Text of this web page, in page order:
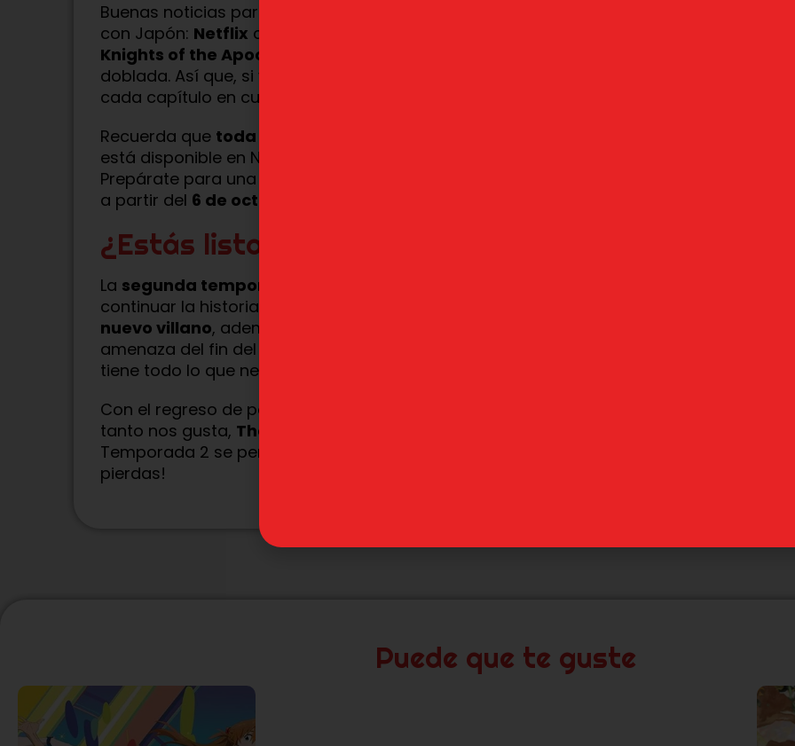
Buenas noticias para los fans que prefieren ver los episodios en simultáneo
con Japón: Netflix confirmó que transmitirá la segunda temporada de
Knights of the Apocalypse
doblada. Así que, si ya tienes tu cuenta activa, no tendrás que esperar para ver
cada capítulo en cuanto salga en Japón.
Recuerda que toda la franquicia de Los Siete Pecados Capitales
está disponible en Netflix, ¡así que no hay excusas para perderte nada!
Prepárate para una nueva dosis de magia, aventuras y personajes inolvidables
a partir del 6 de octubre
¿Estás listo para lo que se viene?
La segunda temporada de Four Knights of the Apocalypse
continuar la historia de manera épica, sino que también nos presenta a un
nuevo villano, además de sorpresas con las conexiones entre personajes y la
amenaza del fin del mundo. Si eres fan de la franquicia, esta nueva entrega
tiene todo lo que necesitas para mantenerte pegado a la pantalla.
Con el regreso de personajes icónicos, nuevos retos y ese estilo visual que
tanto nos gusta, The Seven Deadly Sins: Four Knights of the Apocalypse
Temporada 2 se perfila como uno de los grandes estrenos del otoño. ¡No te lo
pierdas!
Puede que te guste